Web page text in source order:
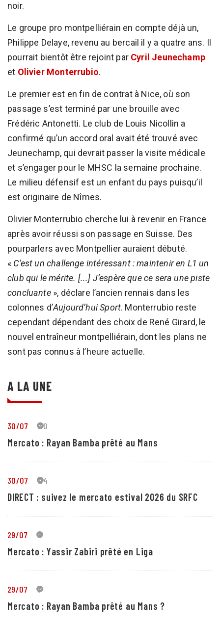
noir.
Le groupe pro montpelliérain en compte déjà un,
Philippe Delaye, revenu au bercail il y a quatre ans. Il
pourrait bientôt être rejoint par Cyril Jeunechamp
et Olivier Monterrubio.
Le premier est en fin de contrat à Nice, où son
passage s’est terminé par une brouille avec
Frédéric Antonetti. Le club de Louis Nicollin a
confirmé qu’un accord oral avait été trouvé avec
Jeunechamp, qui devrait passer la visite médicale
et s’engager pour le MHSC la semaine prochaine.
Le milieu défensif est un enfant du pays puisqu’il
est originaire de Nîmes.
Olivier Monterrubio cherche lui à revenir en France
après avoir réussi son passage en Suisse. Des
pourparlers avec Montpellier auraient débuté.
« C’est un challenge intéressant : maintenir en L1 un
club qui le mérite. [...] J’espère que ce sera une piste
concluante», déclare l’ancien rennais dans les
colonnes d’Aujourd’hui Sport. Monterrubio reste
cependant dépendant des choix de René Girard, le
nouvel entraîneur montpelliérain, dont les plans ne
sont pas connus à l’heure actuelle.
A LA UNE
30/07 30
Mercato : Rayan Bamba prêté au Mans
30/07 24
DIRECT : suivez le mercato estival 2026 du SRFC
29/07 5
Mercato : Yassir Zabiri prêté en Liga
29/07 1
Mercato : Rayan Bamba prêté au Mans ?